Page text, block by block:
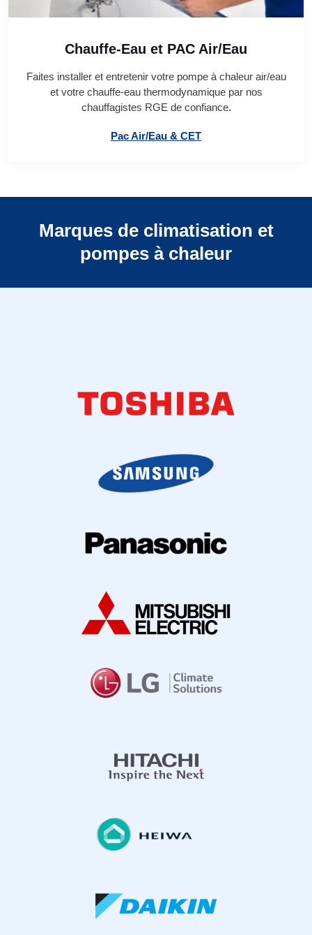
Chauffe-Eau et PAC Air/Eau
Faites installer et entretenir votre pompe à chaleur air/eau
et votre chauffe-eau thermodynamique par nos
chauffagistes RGE de confiance.
Pac Air/Eau & CET
Marques de climatisation et
pompes à chaleur